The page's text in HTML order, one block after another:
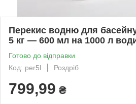
Перекис водню для
5 кг — 600 мл на 1000 л
Готово до відправки
Код: per5l
Роздріб
799,99 ₴